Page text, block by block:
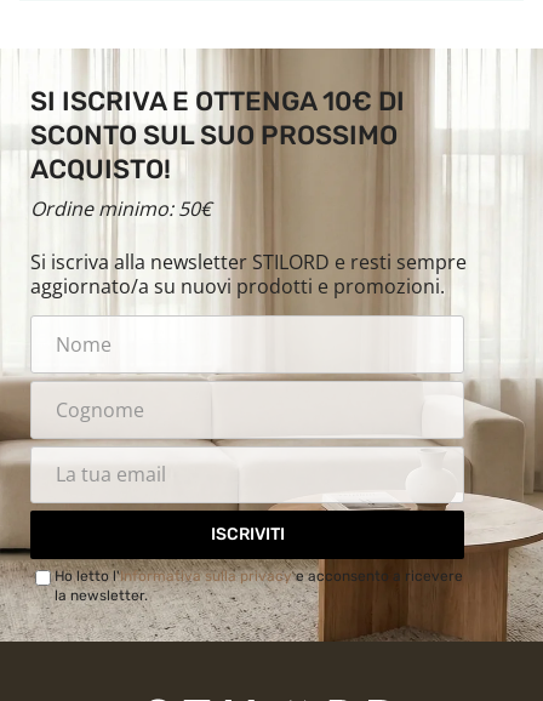
SI ISCRIVA E OTTENGA 10€ DI
SCONTO SUL SUO PROSSIMO
ACQUISTO!
Ordine minimo: 50€
Si iscriva alla newsletter STILORD e resti sempre
aggiornato/a su nuovi prodotti e promozioni.
ISCRIVITI
Ho letto l'Informativa sulla privacye acconsento a ricevere
la newsletter.